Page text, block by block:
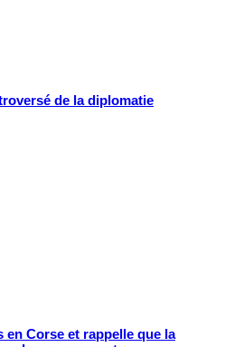
de la diplomatie
en Corse et rappelle que la